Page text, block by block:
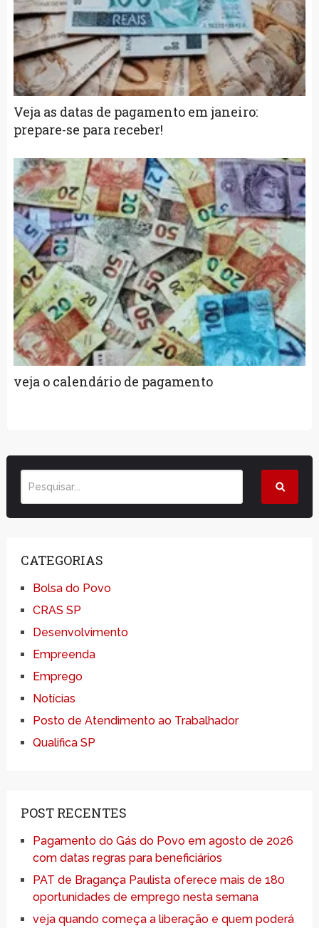
Veja as datas de pagamento em janeiro:
prepare-se para receber!
veja o calendário de pagamento
CATEGORIAS
Bolsa do Povo
CRAS SP
Desenvolvimento
Empreenda
Emprego
Notícias
Posto de Atendimento ao Trabalhador
Qualifica SP
POST RECENTES
Pagamento do Gás do Povo em agosto de 2026
com datas regras para beneficiários
PAT de Bragança Paulista oferece mais de 180
oportunidades de emprego nesta semana
veja quando começa a liberação e quem poderá